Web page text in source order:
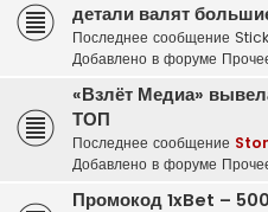
детали валят
Последнее сообщение
Добавлено в форуме
«Взлёт Медиа»
ТОП
Последнее сообщение
Добавлено в форуме
Промокод 1xBet –